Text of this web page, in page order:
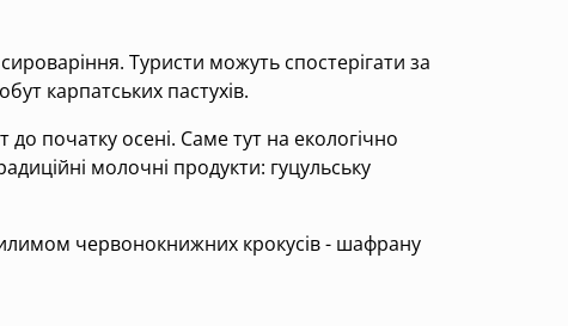
Туристи можуть спостерігати за
карпатських пастухів.
до початку осені. Саме тут на екологічно
молочні продукти: гуцульську
червонокнижних крокусів - шафрану